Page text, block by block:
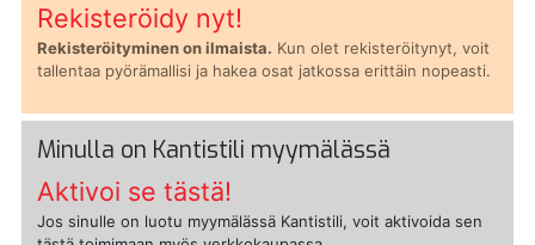
Rekisteröidy nyt!
Rekisteröityminen on ilmaista. Kun olet rekisteröitynyt, voit
tallentaa pyörämallisi ja hakea osat jatkossa erittäin nopeasti.
Minulla on Kantistili myymälässä
Aktivoi se tästä!
Jos sinulle on luotu myymälässä Kantistili, voit aktivoida sen